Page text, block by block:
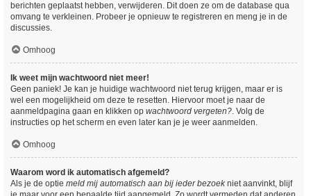
berichten geplaatst hebben, verwijderen. Dit doen ze om de database qua
omvang te verkleinen. Probeer je opnieuw te registreren en meng je in de
discussies.
Omhoog
Ik weet mijn wachtwoord niet meer!
Geen paniek! Je kan je huidige wachtwoord niet terug krijgen, maar er is
wel een mogelijkheid om deze te resetten. Hiervoor moet je naar de
aanmeldpagina gaan en klikken op wachtwoord vergeten?. Volg de
instructies op het scherm en even later kan je je weer aanmelden.
Omhoog
Waarom word ik automatisch afgemeld?
Als je de optie meld mij automatisch aan bij ieder bezoekniet aanvinkt, blijf